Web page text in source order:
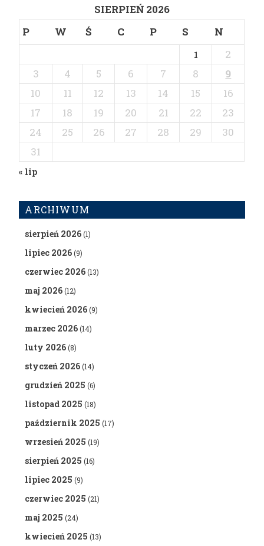
SIERPIEŃ 2026
P
W Ś C P S N
1
2
3
4 5 6 7 8
9
10
11 12 13 14 15
16
17
18 19 20 21 22
23
24
25 26 27 28 29
30
31
« lip
ARCHIWUM
sierpień 2026(1)
lipiec 2026(9)
czerwiec 2026(13)
maj 2026(12)
kwiecień 2026(9)
marzec 2026(14)
luty 2026(8)
styczeń 2026(14)
grudzień 2025 (6)
listopad 2025 (18)
październik 2025 (17)
wrzesień 2025 (19)
sierpień 2025 (16)
lipiec 2025 (9)
czerwiec 2025 (21)
maj 2025 (24)
kwiecień 2025 (13)